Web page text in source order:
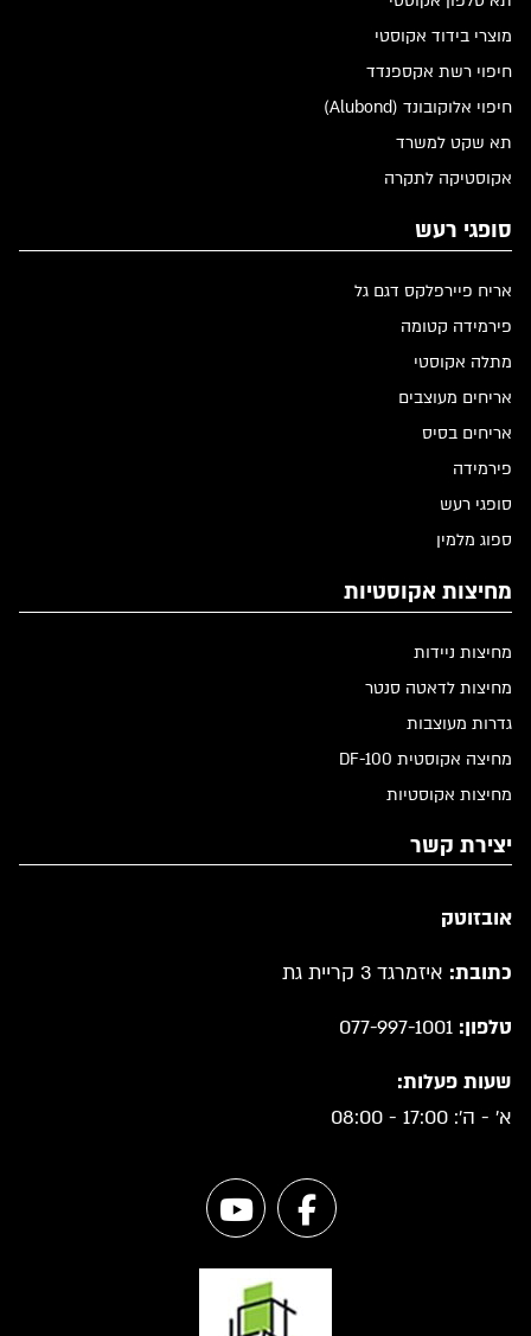
מוצרי בידוד אקוסטי
חיפוי רשת אקספנדד
חיפוי אלוקובונד (Alubond)
תא שקט למשרד
אקוסטיקה לתקרה
סופגי רעש
אריח פיירפלקס דגם גל
פירמידה קטומה
מתלה אקוסטי
אריחים מעוצבים
אריחים בסיס
פירמידה
סופגי רעש
ספוג מלמין
מחיצות אקוסטיות
מחיצות ניידות
מחיצות לדאטה סנטר
גדרות מעוצבות
מחיצה אקוסטית DF-100
מחיצות אקוסטיות
יצירת קשר
אובזוטק
כתובת: איזמרגד 3 קריית גת
טלפון: 077-997-1001
שעות פעלות:
א' - ה': 17:00 - 08:00